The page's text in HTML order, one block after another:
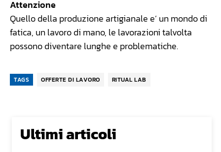
Attenzione
Quello della produzione artigianale e’ un mondo di
fatica, un lavoro di mano, le lavorazioni talvolta
possono diventare lunghe e problematiche.
TAGS OFFERTE DI LAVORO RITUAL LAB
Ultimi articoli